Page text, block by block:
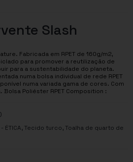
Slash
Fabricada em RPET de 160g/m2,
para promover a reutilização de
para a sustentabilidade do planeta.
numa bolsa individual de rede RPET
numa variada gama de cores. Com
Bolsa Poliéster RPET Composition :
ÉTICA,Tecido turco,Toalha de quarto de